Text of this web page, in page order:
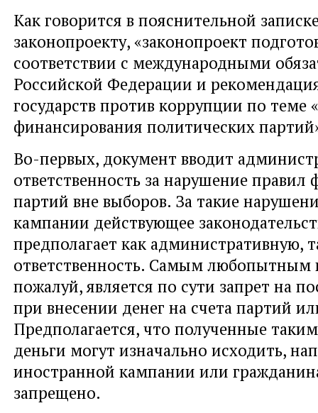
Как говорится в пояснительной
законопроекту, «законопроект
соответствии с международными
Российской Федерации и
государств против коррупции по теме
финансирования политических
Во-первых, документ вводит
ответственность за нарушение правил
партий вне выборов. За такие
кампании действующее
предполагает как административную,
ответственность. Самым любопытным
пожалуй, является по сути запрет на
при внесении денег на счета партий
Предполагается, что полученные
деньги могут изначально исходить,
иностранной кампании или
запрещено.